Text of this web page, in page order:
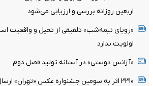
اربعین روزانه بررسی و ارزیابی می‌شود
«رویای نیمه‌شب» تلفیقی از تخیل و واقعیت
اولویت ندارد
«آژانس دوستی» در آستانه تولید فصل دوم
۳۳۱۰ اثر به سومین جشنواره عکس «تهران» ارسال شد